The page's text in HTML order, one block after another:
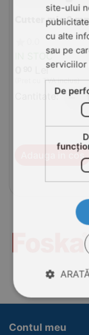
Cutter mic 9
IN STOC
Lei
(Pret cu TVA inclus)
Cantitate: −
Adauga in cos
Contul meu
site-ului
cu alte
sau pe
De